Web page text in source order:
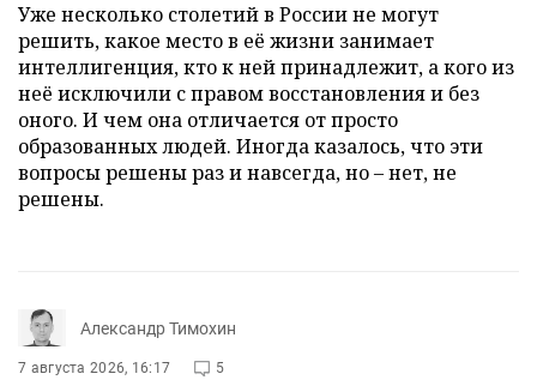
Уже несколько столетий в России не могут
решить, какое место в её жизни занимает
интеллигенция, кто к ней принадлежит, а кого из
неё исключили с правом восстановления и без
оного. И чем она отличается от просто
образованных людей. Иногда казалось, что эти
вопросы решены раз и навсегда, но – нет, не
решены.
Александр Тимохин
7 августа 2026, 16:17 5